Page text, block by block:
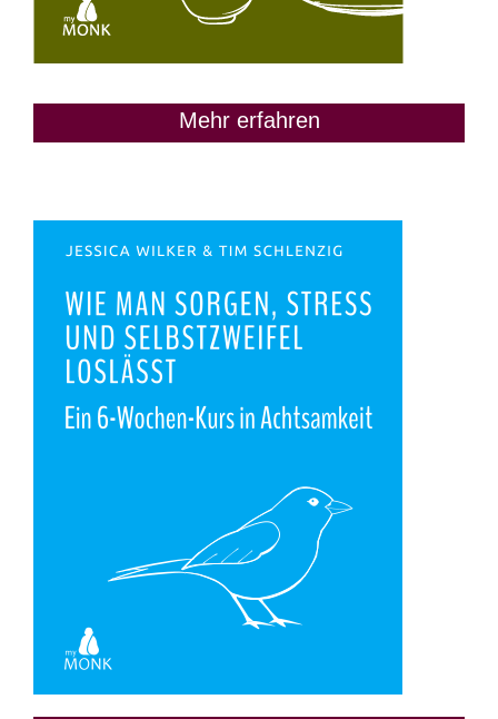
Mehr erfahren